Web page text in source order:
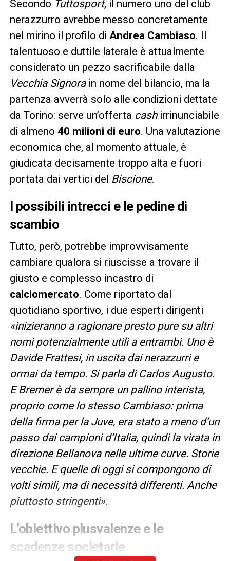
Secondo Tuttosport, il numero uno del club
nerazzurro avrebbe messo concretamente
nel mirino il profilo di Andrea Cambiaso. Il
talentuoso e duttile laterale è attualmente
considerato un pezzo sacrificabile dalla
Vecchia Signorain nome del bilancio, ma la
partenza avverrà solo alle condizioni dettate
da Torino: serve un’offerta cashirrinunciabile
di almeno 40 milioni di euro. Una valutazione
economica che, al momento attuale, è
giudicata decisamente troppo alta e fuori
portata dai vertici del Biscione.
I possibili intrecci e le pedine di
scambio
Tutto, però, potrebbe improvvisamente
cambiare qualora si riuscisse a trovare il
giusto e complesso incastro di
calciomercato. Come riportato dal
quotidiano sportivo, i due esperti dirigenti
«inizieranno a ragionare presto pure su altri
nomi potenzialmente utili a entrambi. Uno è
Davide Frattesi, in uscita dai nerazzurri e
ormai da tempo. Si parla di Carlos Augusto.
E Bremer è da sempre un pallino interista,
proprio come lo stesso Cambiaso: prima
della firma per la Juve, era stato a meno d’un
passo dai campioni d’Italia, quindi la virata in
direzione Bellanova nelle ultime curve. Storie
vecchie. E quelle di oggi si compongono di
volti simili, ma di necessità differenti. Anche
piuttosto stringenti».
L’obiettivo plusvalenze e le
scadenze societarie